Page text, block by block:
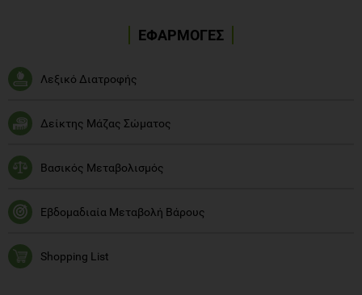
ΕΦΑΡΜΟΓΕΣ
Λεξικό Διατροφής
Δείκτης Μάζας Σώματος
Βασικός Μεταβολισμός
Εβδομαδιαία Μεταβολή Βάρους
Shopping List